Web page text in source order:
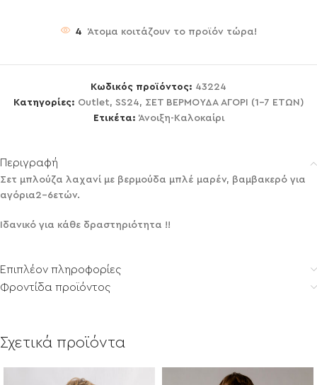
4 Άτομα κοιτάζουν το προϊόν τώρα!
Κωδικός προϊόντος: 43224
Κατηγορίες: Outlet, SS24, ΣΕΤ ΒΕΡΜΟΥΔΑ ΑΓΟΡΙ (1-7 ΕΤΩΝ)
Ετικέτα: Άνοιξη-Καλοκαίρι
Περιγραφή
Σετ μπλούζα λαχανί με βερμούδα μπλέ μαρέν, βαμβακερό για
αγόρια2-6ετών.
Ιδανικό για κάθε δραστηριότητα !!
Επιπλέον πληροφορίες
Φροντίδα προϊόντος
Σχετικά προϊόντα